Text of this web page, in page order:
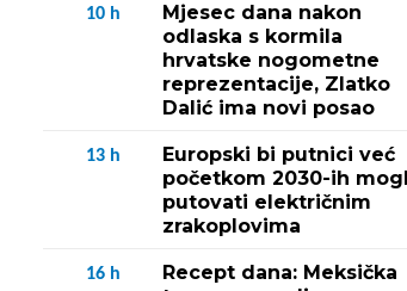
10 h
Mjesec dana nakon
odlaska s kormila
hrvatske nogometne
reprezentacije, Zlatko
Dalić ima novi posao
13 h
Europski bi putnici već
početkom 2030-ih
putovati električnim
zrakoplovima
16 h
Recept dana: Meksička